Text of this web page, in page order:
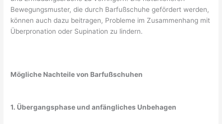
Bewegungsmuster, die durch Barfußschuhe gefördert werden,
können auch dazu beitragen, Probleme im Zusammenhang mit
Überpronation oder Supination zu lindern.
Mögliche Nachteile von Barfußschuhen
1. Übergangsphase und anfängliches Unbehagen